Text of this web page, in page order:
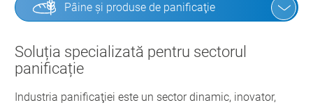
Pâine şi produse de panificaţie
Soluția specializată pentru sectorul
panificație
Industria panificaţiei este un sector dinamic, inovator,